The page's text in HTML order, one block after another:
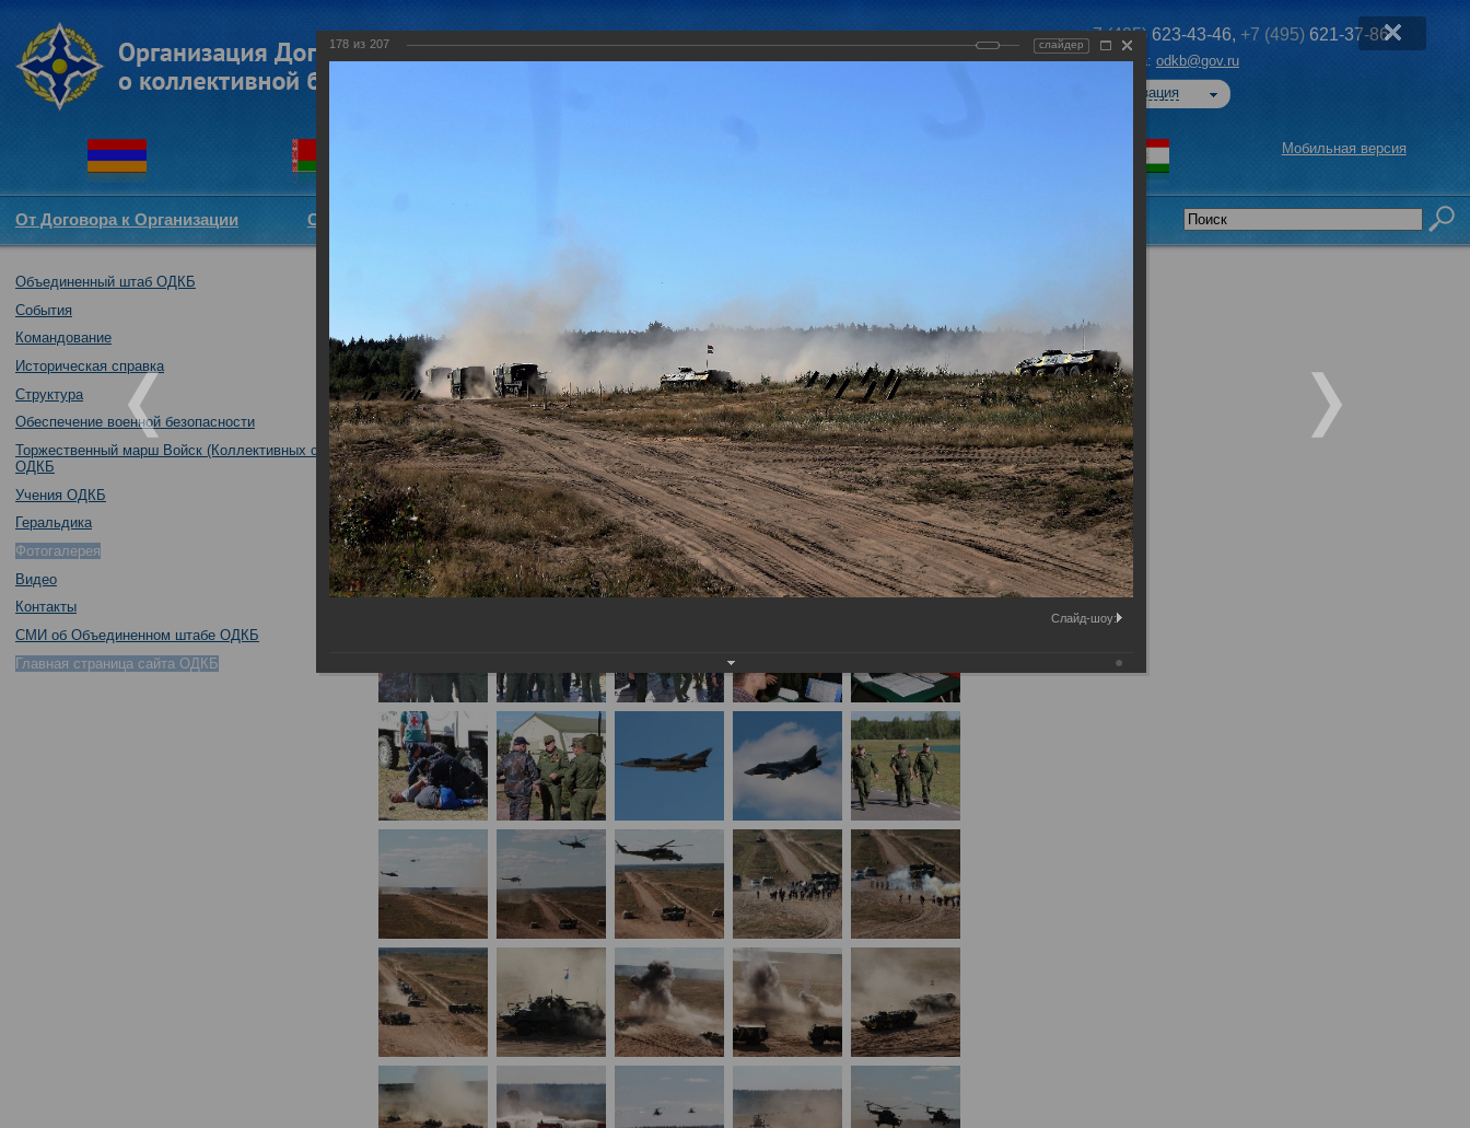
+7 (495) 623-43-46, +7 (495) 621-37-86
Эл. почта: odkb@gov.ru
Авторизация
Мобильная версия
От Договора к Организации Структура ОДКБ
Объединенный штаб ОДКБ
События
Командование
Историческая справка
Структура
Обеспечение военной безопасности
Торжественный марш Войск (Коллективных сил)
ОДКБ
Учения ОДКБ
Геральдика
Фотогалерея
Видео
Контакты
СМИ об Объединенном штабе ОДКБ
Главная страница сайта ОДКБ
Совместное учение с Коллективными миротворческими силами ОДКБ "Нерушимое
178 из 207 слайдер
Слайд-шоу: